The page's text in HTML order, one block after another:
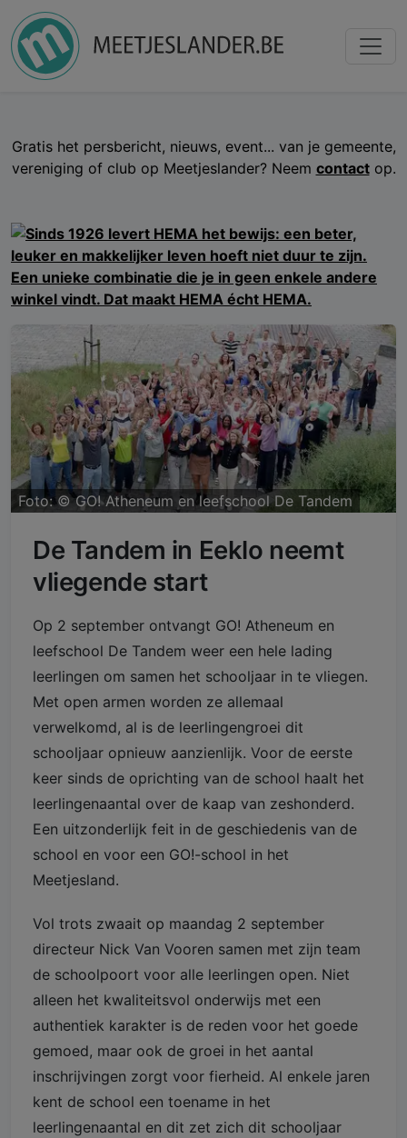
Gratis het persbericht, nieuws, event... van je gemeente,
vereniging of club op Meetjeslander? Neem contactop.
Foto: ©GO! Atheneum en leefschool De Tandem
De Tandem in Eeklo neemt
vliegende start
Op 2 september ontvangt GO! Atheneum en
leefschool De Tandem weer een hele lading
leerlingen om samen het schooljaar in te vliegen.
Met open armen worden ze allemaal
verwelkomd, al is de leerlingengroei dit
schooljaar opnieuw aanzienlijk. Voor de eerste
keer sinds de oprichting van de school haalt het
leerlingenaantal over de kaap van zeshonderd.
Een uitzonderlijk feit in de geschiedenis van de
school en voor een GO!-school in het
Meetjesland.
Vol trots zwaait op maandag 2 september
directeur Nick Van Vooren samen met zijn team
de schoolpoort voor alle leerlingen open. Niet
alleen het kwaliteitsvol onderwijs met een
authentiek karakter is de reden voor het goede
gemoed, maar ook de groei in het aantal
inschrijvingen zorgt voor fierheid. Al enkele jaren
kent de school een toename in het
leerlingenaantal en dit zet zich dit schooljaar